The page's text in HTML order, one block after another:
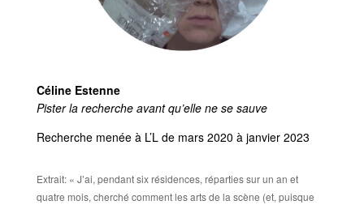
Céline Estenne
Pister la recherche avant qu’elle ne se sauve
Recherche menée à L’L de mars 2020 à janvier 2023
Extrait: « J’ai, pendant six résidences, réparties sur un an et
quatre mois, cherché comment les arts de la scène (et, puisque